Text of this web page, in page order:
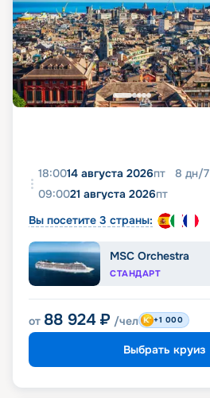
18:0014 августа 2026пт 8 дн/7
09:0021 августа 2026пт
Вы посетите 3 страны:
MSC Orchestra
СТАНДАРТ
от 88 924 ₽ /чел +1 000
Выбрать круиз